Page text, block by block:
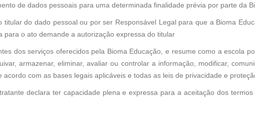
de dados pessoais para uma determinada finalidade prévia por parte da
do dado pessoal ou por ser Responsável Legal para que a Bioma
o ato demande a autorização expressa do titular
dos serviços oferecidos pela Bioma Educação, e resume como a escola
armazenar, eliminar, avaliar ou controlar a informação, modificar,
com as bases legais aplicáveis e todas as leis de privacidade e
declara ter capacidade plena e expressa para a aceitação dos